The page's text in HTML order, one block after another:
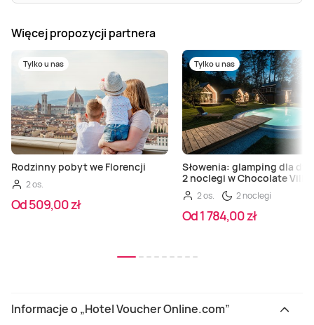
Więcej propozycji partnera
Tylko u nas
Rodzinny pobyt we Florencji
2 os.
Od 509,00 zł
Tylko u nas
Słowenia: glamping dla
2 noclegi w Chocolate
2 os. 2 noclegi
Od 1 784,00 zł
Informacje o „Hotel Voucher Online.com”